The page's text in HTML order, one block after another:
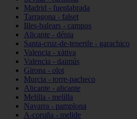
Madrid - fuenlabrada
Tarragona - falset
Illes-balears - campos
Alicante - dénia
Santa-cruz-de-tenerife - garachico
Valencia - xàtiva
Valencia - daimús
Girona - olot
Murcia - torre-pacheco
Alicante - alicante
Melilla - melilla
Navarra - pamplona
A-coruña - melide